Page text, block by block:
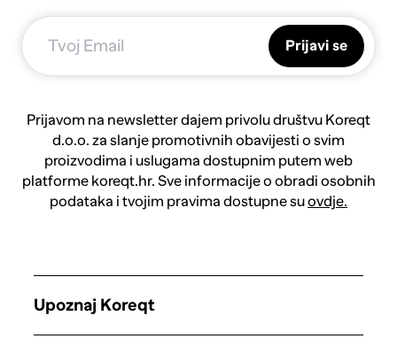
Prijavi se
Prijavom na newsletter dajem privolu društvu Koreqt
d.o.o. za slanje promotivnih obavijesti o svim
proizvodima i uslugama dostupnim putem web
platforme koreqt.hr. Sve informacije o obradi osobnih
podataka i tvojim pravima dostupne suovdje.
Upoznaj Koreqt